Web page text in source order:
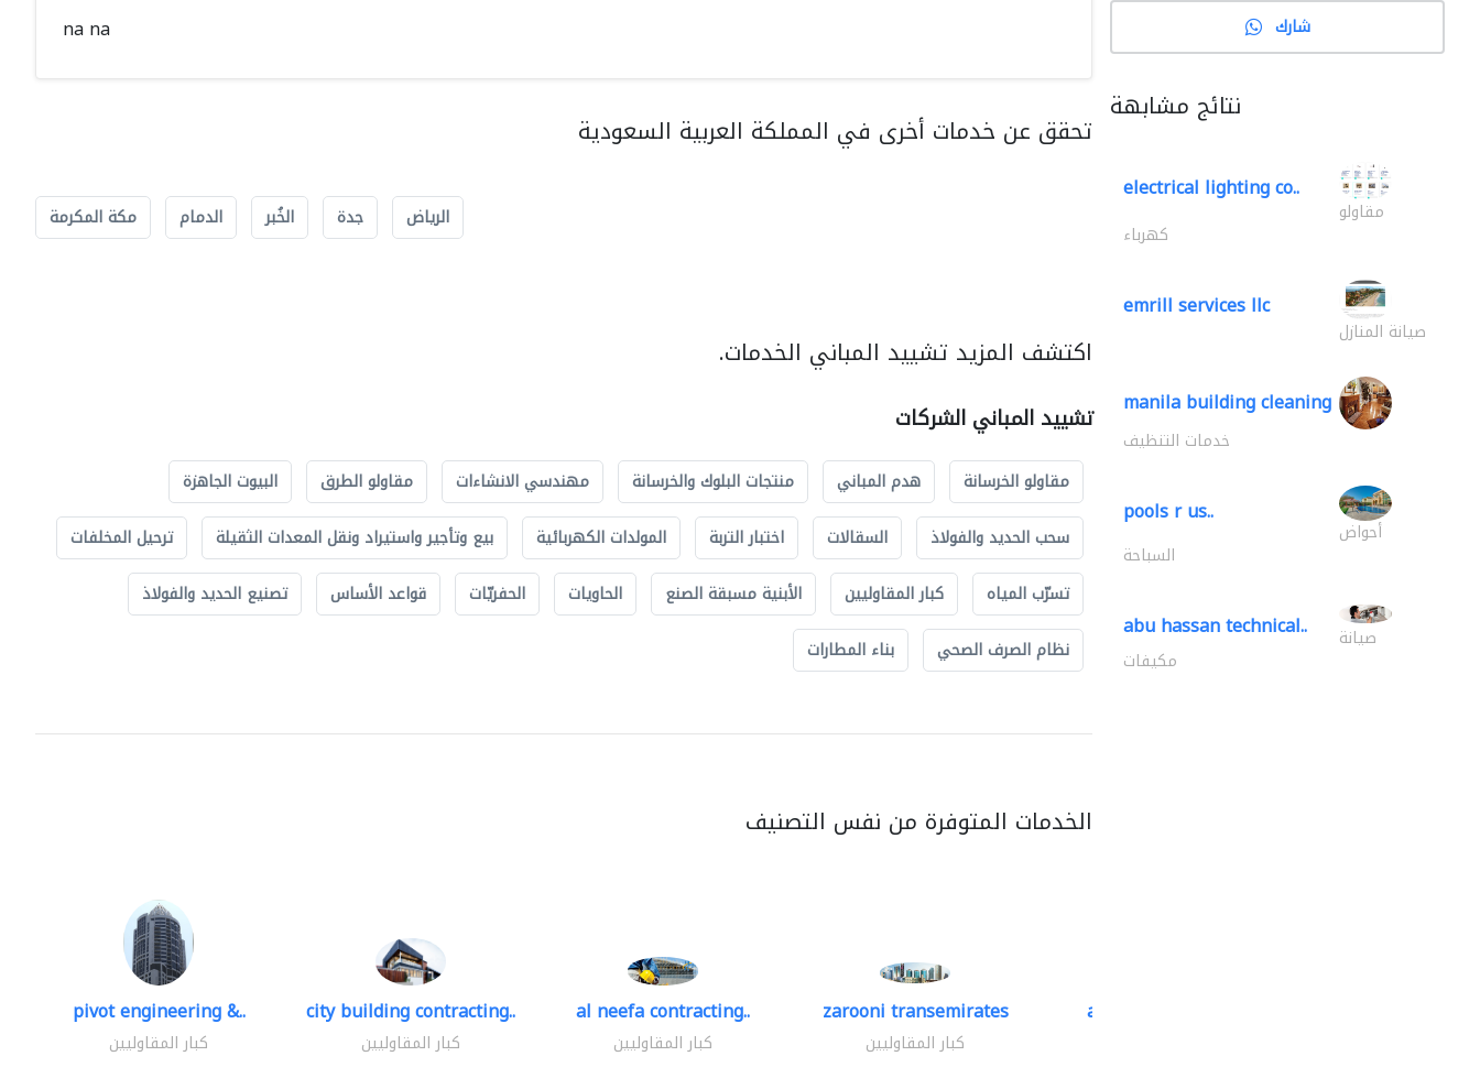
na na
تحقق عن خدمات أخرى في المملكة العربية السعودية
الرياض جدة الخُبر الدمام مكة المكرمة
اكتشف المزيد تشييد المباني الخدمات.
تشييد المباني الشركات
مقاولو الخرسانة هدم المباني منتجات البلوك والخرسانة مهندسي الانشاءات مقاولو الطرق
البيوت الجاهزة
سحب الحديد والفولاذ
السقالات اختبار التربة المولدات الكهربائية بيع وتأجير واستيراد ونقل المعدات الثقيلة
ترحيل المخلفات
تسرّب المياه
كبار المقاوليين الأبنية مسبقة الصنع الحاويات الحفريّات قواعد الأساس
تصنيع الحديد والفولاذ
نظام الصرف الصحي
بناء المطارات
الخدمات المتوفرة من نفس التصنيف
pivot engineering &..
كبار المقاوليين
city building contracting..
كبار المقاوليين
al neefa contracting..
كبار المقاوليين
zarooni transemirates
كبار المقاوليين
accurate bldh cont..
شارك
نتائج مشابهة
electrical lighting co..
مقاولو
كهرباء
emrill services llc
صيانة المنازل
manila building cleaning
خدمات التنظيف
pools r us..
أحواض
السباحة
abu hassan technical.. صيانة
مكيفات